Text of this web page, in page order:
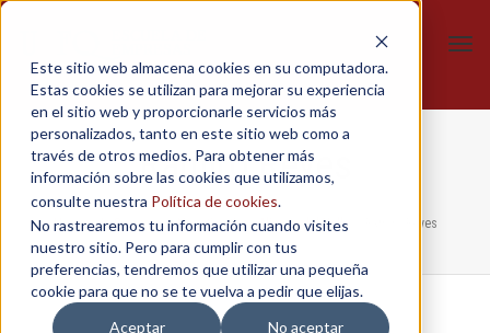
Este sitio web almacena cookies en su computadora.
Estas cookies se utilizan para mejorar su experiencia
en el sitio web y proporcionarle servicios más
personalizados, tanto en este sitio web como a
través de otros medios. Para obtener más
información sobre las cookies que utilizamos,
consulte nuestra Política de cookies.
No rastrearemos tu información cuando visites
nuestro sitio. Pero para cumplir con tus
preferencias, tendremos que utilizar una pequeña
cookie para que no se te vuelva a pedir que elijas.
Aceptar
No aceptar
Ramiro Reyes
Home / In-Company / Negoti-action - Alianza del Valle Ramiro Reyes